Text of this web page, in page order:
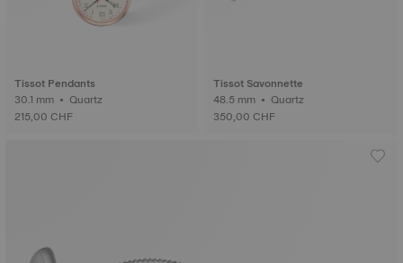
Tissot Pendants
30.1 mm • Quartz
215,00 CHF
Tissot Savonnette
48.5 mm • Quartz
350,00 CHF